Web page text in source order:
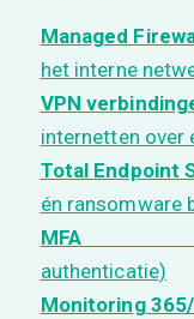
Managed
het interne
VPN
internetten over
Total Endpoint
én ransomware
MFA
(2
authenticatie)
Monitoring